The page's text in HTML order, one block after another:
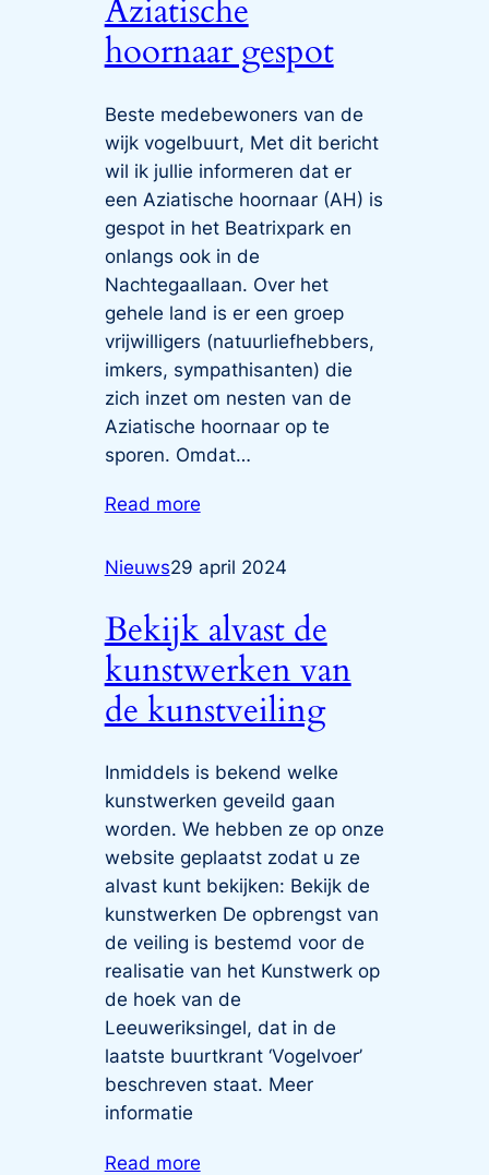
Aziatische
hoornaar gespot
Beste medebewoners van de
wijk vogelbuurt, Met dit bericht
wil ik jullie informeren dat er
een Aziatische hoornaar (AH) is
gespot in het Beatrixpark en
onlangs ook in de
Nachtegaallaan. Over het
gehele land is er een groep
vrijwilligers (natuurliefhebbers,
imkers, sympathisanten) die
zich inzet om nesten van de
Aziatische hoornaar op te
sporen. Omdat…
Read more
Nieuws29 april 2024
Bekijk alvast de
kunstwerken van
de kunstveiling
Inmiddels is bekend welke
kunstwerken geveild gaan
worden. We hebben ze op onze
website geplaatst zodat u ze
alvast kunt bekijken: Bekijk de
kunstwerken De opbrengst van
de veiling is bestemd voor de
realisatie van het Kunstwerk op
de hoek van de
Leeuweriksingel, dat in de
laatste buurtkrant ‘Vogelvoer’
beschreven staat. Meer
informatie
Read more